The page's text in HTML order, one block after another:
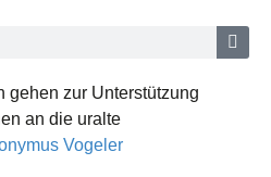
gehen zur Unterstützung
an die uralte
Vogeler